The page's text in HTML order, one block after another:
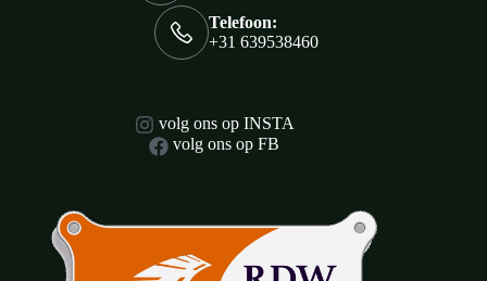
Telefoon:
+31 639538460
volg ons op INSTA
volg ons op FB